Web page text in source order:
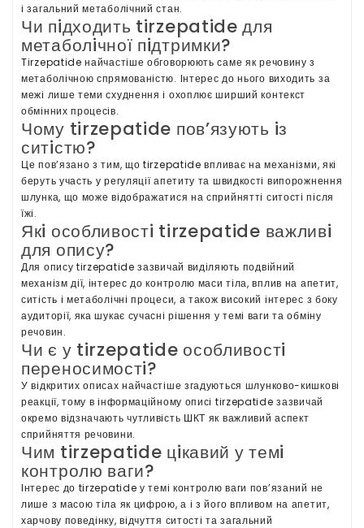
i загальний метаболiчний стан.
Чи пiдходить tirzepatide для
метаболiчної пiдтримки?
Tirzepatide найчастiше обговорюють саме як речовину з
метаболiчною спрямованiстю. Iнтерес до нього виходить за
межi лише теми схуднення i охоплює ширший контекст
обмiнних процесiв.
Чому tirzepatide пов’язують iз
ситiстю?
Це пов’язано з тим, що tirzepatide впливає на механiзми, якi
беруть участь у регуляцiї апетиту та швидкостi випорожнення
шлунка, що може вiдображатися на сприйняттi ситостi пiсля
їжi.
Якi особливостi tirzepatide важливi
для опису?
Для опису tirzepatide зазвичай видiляють подвiйний
механiзм дiї, iнтерес до контролю маси тiла, вплив на апетит,
ситiсть i метаболiчнi процеси, а також високий iнтерес з боку
аудиторiї, яка шукає сучаснi рiшення у темi ваги та обмiну
речовин.
Чи є у tirzepatide особливостi
переносимостi?
У вiдкритих описах найчастiше згадуються шлунково-кишковi
реакцiї, тому в iнформацiйному описi tirzepatide зазвичай
окремо вiдзначають чутливiсть ШКТ як важливий аспект
сприйняття речовини.
Чим tirzepatide цiкавий у темi
контролю ваги?
Iнтерес до tirzepatide у темi контролю ваги пов’язаний не
лише з масою тiла як цифрою, а i з його впливом на апетит,
харчову поведiнку, вiдчуття ситостi та загальний